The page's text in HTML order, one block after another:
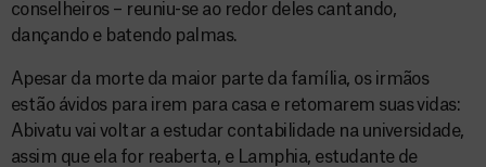
conselheiros – reuniu-se ao redor deles cantando,
dançando e batendo palmas.
Apesar da morte da maior parte da família, os irmãos
estão ávidos para irem para casa e retomarem suas vidas:
Abivatu vai voltar a estudar contabilidade na universidade,
assim que ela for reaberta, e Lamphia, estudante de